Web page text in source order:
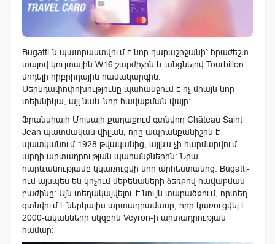
Bugatti-ն պատրաստվում է նոր դարաշրջանի՝ հրաժեշտ
տալով կուլտային W16 շարժիչին և անցնելով Tourbillon
մոդելի հիբրիդային համակարգին:
Սերնդափոփոխությունը պահանջում է ոչ միայն նոր
տեխնիկա, այլ նաև նոր հավաքման վայր:
Ֆրանսիայի Մոլսայի քաղաքում գտնվող Château Saint
Jean պատմական վիլլան, որը ապրանքանիշին է
պատկանում 1928 թվականից, այլևս չի հարմարվում
արդի արտադրության պահանջներին։ Նրա
հարևանությամբ կկառուցվի նոր արհեստանոց: Bugatti-
ում այսպես են կոչում մեքենաների ձեռքով հավաքման
բաժինը։ Այն տեղակայվելու է նույն տարածքում, որտեղ
գտնվում է ներկայիս արտադրամասը, որը կառուցվել է
2000-ականների սկզբին Veyron-ի արտադրության
համար։